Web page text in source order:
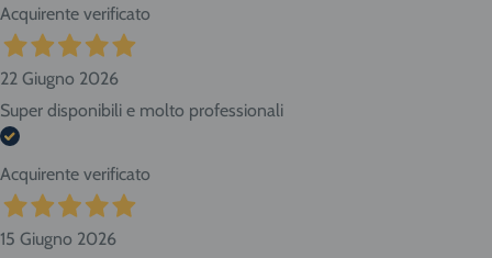
Acquirente verificato
22 Giugno 2026
Super disponibili e molto professionali
Acquirente verificato
15 Giugno 2026